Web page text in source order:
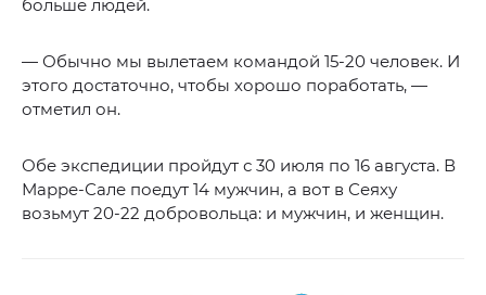
больше людей.
— Обычно мы вылетаем командой 15-20 человек. И
этого достаточно, чтобы хорошо поработать, —
отметил он.
Обе экспедиции пройдут с 30 июля по 16 августа. В
Марре-Сале поедут 14 мужчин, а вот в Сеяху
возьмут 20-22 добровольца: и мужчин, и женщин.